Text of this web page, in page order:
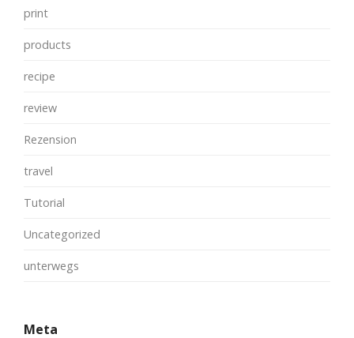
print
products
recipe
review
Rezension
travel
Tutorial
Uncategorized
unterwegs
Meta